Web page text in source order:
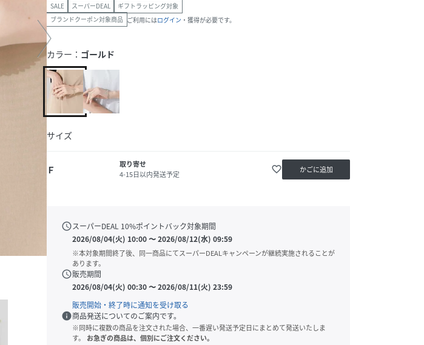
SALE スーパーDEAL
ギフトラッピング対象
ブランドクーポン対象商品 ご利用にはログイン ・獲得が必要です。
カラー： ゴールド
サイズ
Ｆ
取り寄せ
4-15日以内発送予定
favorite_border かごに追加
scheduleスーパーDEAL 10%ポイントバック対象期間
2026/08/04(火) 10:00〜2026/08/12(水) 09:59
※本対象期間終了後、同一商品にてスーパーDEALキャンペーンが継続実施されることが
あります。
schedule販売期間
2026/08/04(火) 00:30〜2026/08/11(火) 23:59
販売開始・終了時に通知を受け取る
info商品発送についてのご案内です。
※同時に複数の商品を注文された場合、一番遅い発送予定日にまとめて発送いたしま
す。
お急ぎの商品は、個別にご注文ください。